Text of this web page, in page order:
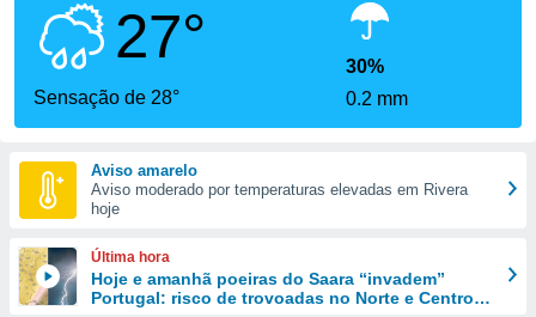
fornecidas
a este
das
e
forma
digital
27°
Sensação de 28°
30%
0.2 mm
Aviso amarelo
Aviso moderado por temperaturas elevadas em Rivera
hoje
Última hora
Hoje e amanhã poeiras do Saara “invadem”
Portugal: risco de trovoadas no Norte e Centro